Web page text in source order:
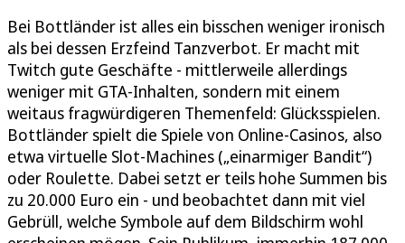
Bei Bottländer ist alles ein bisschen weniger ironisch
als bei dessen Erzfeind Tanzverbot. Er macht mit
Twitch gute Geschäfte - mittlerweile allerdings
weniger mit GTA-Inhalten, sondern mit einem
weitaus fragwürdigeren Themenfeld: Glücksspielen.
Bottländer spielt die Spiele von Online-Casinos, also
etwa virtuelle Slot-Machines („einarmiger Bandit“)
oder Roulette. Dabei setzt er teils hohe Summen bis
zu 20.000 Euro ein - und beobachtet dann mit viel
Gebrüll, welche Symbole auf dem Bildschirm wohl